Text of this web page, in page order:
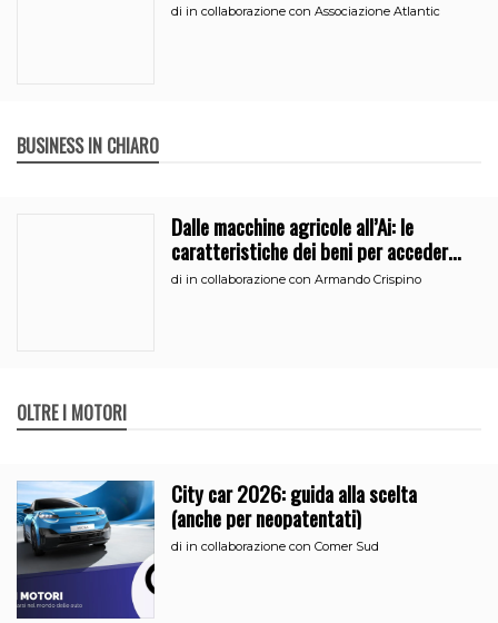
di in collaborazione con Associazione Atlantic
BUSINESS IN CHIARO
Dalle macchine agricole all’Ai: le
caratteristiche dei beni per accedere
all’iperammortamento
di in collaborazione con Armando Crispino
OLTRE I MOTORI
City car 2026: guida alla scelta
(anche per neopatentati)
di in collaborazione con Comer Sud